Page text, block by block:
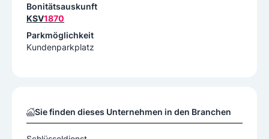
Bonitätsauskunft
KSV1870
Parkmöglichkeit
Kundenparkplatz
Sie finden dieses Unternehmen in den Branchen